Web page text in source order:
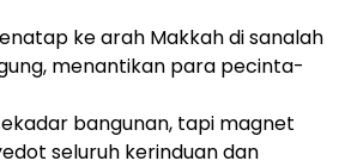
ke arah Makkah di sanalah
menantikan para pecinta-
bangunan, tapi magnet
seluruh kerinduan dan